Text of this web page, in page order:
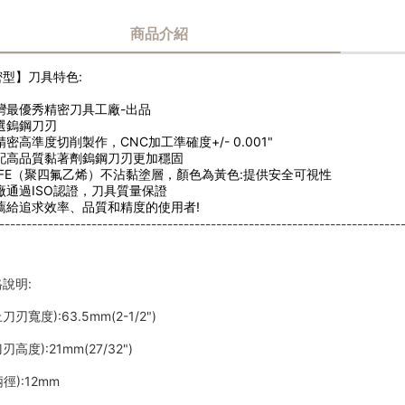
商品介紹
】刀具特色:
最優秀精密刀具工廠-出品
鎢鋼刀刃
密高準度切削製作，CNC加工準確度+/- 0.001"
高品質黏著劑鎢鋼刀刃更加穩固
（聚四氟乙烯）不沾黏塗層，顏色為黃色:提供安全可視性
通過ISO認證，刀具質量保證
給追求效率、品質和精度的使用者!
明:
刀刃寬度):63.5mm(2-1/2")
刃高度):21mm(27/32")
徑):12mm